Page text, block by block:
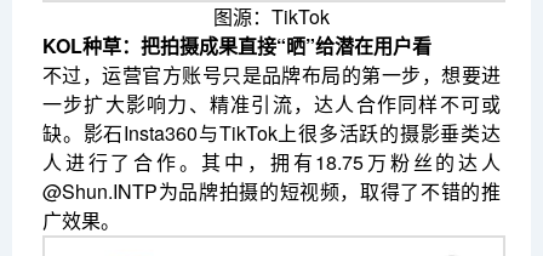
图源：TikTok
KOL种草：把拍摄成果直接“晒”给潜在用户看
不过，运营官方账号只是品牌布局的第一步，想要进
一步扩大影响力、精准引流，达人合作同样不可或
缺。影石Insta360与TikTok上很多活跃的摄影垂类达
人进行了合作。其中，拥有18.75万粉丝的达人
@Shun.INTP为品牌拍摄的短视频，取得了不错的推
广效果。